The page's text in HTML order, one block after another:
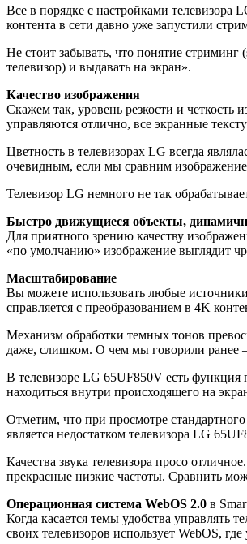
Все в порядке с настройками
контента в сети давно уже запустили
Не стоит забывать, что понятие стриминг
телевизор) и выдавать на экран».
Качество изображения
Скажем так, уровень резкости и четкость
управляются отлично, все экранные
Цветность в телевизорах LG всегда
очевидным, если мы сравним
Телевизор LG немного не так
Быстро движущиеся объекты,
Для приятного зрению качеству
«по умолчанию» изображение выглядит
Масштабирование
Вы можете использовать любые
справляется с преобразованием в 4K
Механизм обработки темных тонов
даже, слишком. О чем мы говорили ранее
В телевизоре LG 65UF850V есть функция
находиться внутри происходящего на
Отметим, что при просмотре
является недостатком телевизора LG
Качества звука телевизора просо
прекрасные низкие частоты. Сравнить
Операционная система WebOS 2.0 в
Когда касается темы удобства управлять
своих телевизоров использует WebOS,